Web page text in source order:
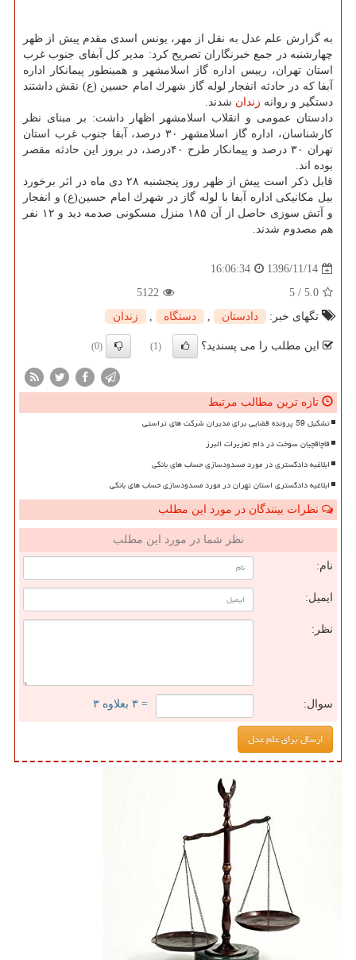
به گزارش علم عدل به نقل از مهر، یونس اسدی مقدم پیش از ظهر
چهارشنبه در جمع خبرنگاران تصریح كرد: مدیر كل آبفای جنوب غرب
استان تهران، رییس اداره گاز اسلامشهر و همینطور پیمانكار اداره
آبفا كه در حادثه انفجار لوله گاز شهرك امام حسین (ع) نقش داشتند
دستگیر و روانه زندان شدند.
دادستان عمومی و انقلاب اسلامشهر اظهار داشت: بر مبنای نظر
كارشناسان، اداره گاز اسلامشهر ۳۰ درصد، آبفا جنوب غرب استان
تهران ۳۰ درصد و پیمانكار طرح ۴۰درصد، در بروز این حادثه مقصر
بوده اند.
قابل ذكر است پیش از ظهر روز پنجشنبه ۲۸ دی ماه در اثر برخورد
بیل مكانیكی اداره آبفا با لوله گاز در شهرك امام حسین(ع) و انفجار
و آتش سوزی حاصل از آن ۱۸۵ منزل مسكونی صدمه دید و ۱۲ نفر
هم مصدوم شدند.
1396/11/14
16:06:34
5.0
/
5
5122
تگهای خبر:
دادستان , دستگاه , زندان
این مطلب را می پسندید؟ (1)
(0)
تازه ترین مطالب مرتبط
تشکیل 59 پرونده قضایی برای مدیران شرکت های تراستی
قاچاقچیان سوخت در دام تعزیرات البرز
ابلاغیه دادگستری در مورد مسدودسازی حساب های بانکی
ابلاغیه دادگستری استان تهران در مورد مسدودسازی حساب های بانکی
نظرات بینندگان در مورد این مطلب
نظر شما در مورد این مطلب
نام:
ایمیل:
نظر:
سوال: = ۳ بعلاوه ۳